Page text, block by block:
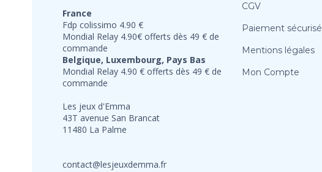
France
Fdp colissimo 4.90 €
Mondial Relay 4.90€ offerts dès 49 € de
commande
Belgique, Luxembourg, Pays Bas
Mondial Relay 4.90 € offerts dès 49 € de
commande
Les jeux d'Emma
43T avenue San Brancat
11480 La Palme
contact@lesjeuxdemma.fr
CGV
Paiement sécurisé
Mentions légales
Mon Compte